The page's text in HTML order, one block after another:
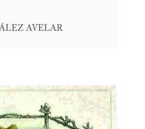
AVELAR